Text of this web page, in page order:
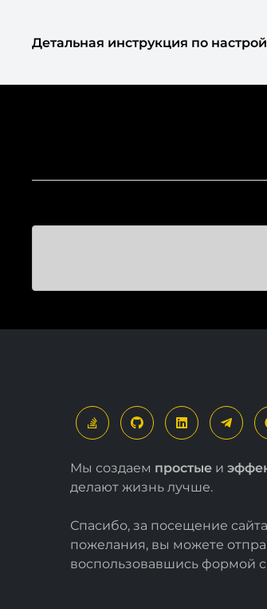
Детальная инструкция по
Мы создаем простые и
делают жизнь лучше.
Спасибо, за посещение
пожелания, вы можете
воспользовавшись формой